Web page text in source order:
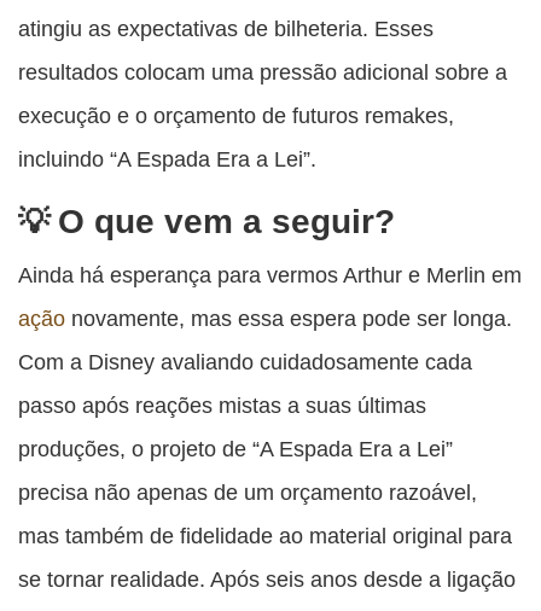
atingiu as expectativas de bilheteria. Esses
resultados colocam uma pressão adicional sobre a
execução e o orçamento de futuros remakes,
incluindo “A Espada Era a Lei”.
O que vem a seguir?
Ainda há esperança para vermos Arthur e Merlin em
ação novamente, mas essa espera pode ser longa.
Com a Disney avaliando cuidadosamente cada
passo após reações mistas a suas últimas
produções, o projeto de “A Espada Era a Lei”
precisa não apenas de um orçamento razoável,
mas também de fidelidade ao material original para
se tornar realidade. Após seis anos desde a ligação